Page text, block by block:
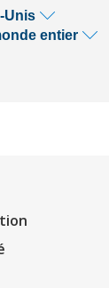
Unis
entier